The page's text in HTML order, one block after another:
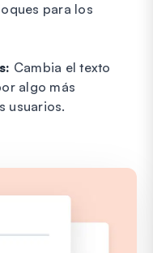
para los
Cambia el texto
algo más
usuarios.